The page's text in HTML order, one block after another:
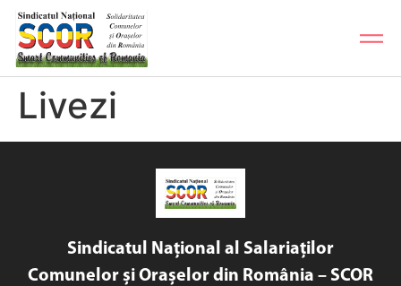
Livezi
Sindicatul Național al Salariaților
Comunelor și Orașelor din România – SCOR